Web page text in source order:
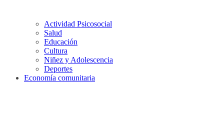
Actividad Psicosocial
Salud
Educación
Cultura
Niñez y Adolescencia
Deportes
Economía comunitaria